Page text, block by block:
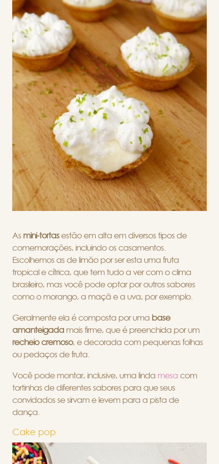
As mini-tortasestão em alta em diversos tipos de
comemorações, incluindo os casamentos.
Escolhemos as de limão por ser esta uma fruta
tropical e cítrica, que tem tudo a ver com o clima
brasileiro, mas você pode optar por outros sabores
como o morango, a maçã e a uva, por exemplo.
Geralmente ela é composta por uma base
amanteigada mais firme, que é preenchida por um
recheio cremoso, e decorada com pequenas folhas
ou pedaços de fruta.
Você pode montar, inclusive, uma linda mesa com
tortinhas de diferentes sabores para que seus
convidados se sirvam e levem para a pista de
dança.
Cake pop